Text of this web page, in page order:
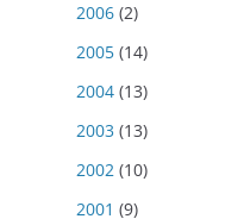
2006 (2)
2005 (14)
2004 (13)
2003 (13)
2002 (10)
2001 (9)